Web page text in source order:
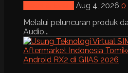
Aug 4, 2026 0
Melalui peluncuran produk
Audio...